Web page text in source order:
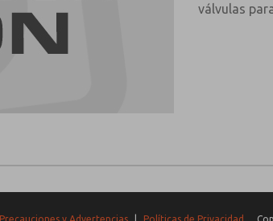
válvulas